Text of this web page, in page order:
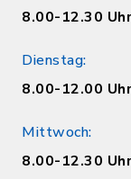
8.00-12.30
Dienstag:
8.00-12.00
Mittwoch:
8.00-12.30